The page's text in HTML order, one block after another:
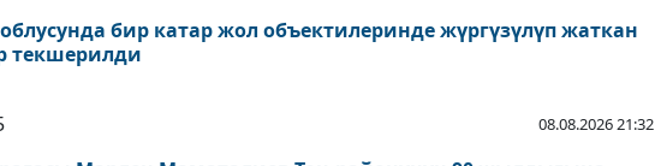
бир катар жол объектилеринде жүргүзүлүп жаткан
текшерилди
08.08.2026 21:32